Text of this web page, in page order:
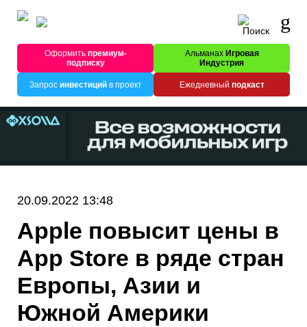
Оформитьпремиум-
подписку
Альманах Игровая
Индустрия
Запрос инвестицийв проект Ежедневный подкаст
20.09.2022 13:48
Apple повысит цены в
App Store в ряде стран
Европы, Азии и
Южной Америки